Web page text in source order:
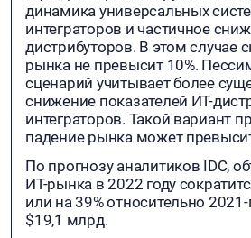
динамика универсальных
интеграторов и частичное
дистрибуторов. В этом случае
рынка не превысит 10%.
сценарий учитывает более
снижение показателей ИТ-
интеграторов. Такой вариант
падение рынка может
По прогнозу аналитиков IDC,
ИТ-рынка в 2022 году
или на 39% относительно 2021-
$19,1 млрд.